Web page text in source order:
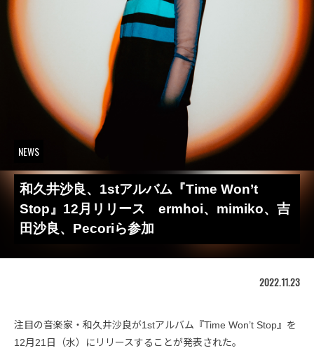
NEWS
和久井沙良、1stアルバム『Time Won’t
Stop』12月リリース ermhoi、mimiko、吉
田沙良、Pecoriら参加
2022.11.23
注目の音楽家・和久井沙良が1stアルバム『Time Won’t Stop』を
12月21日（水）にリリースすることが発表された。